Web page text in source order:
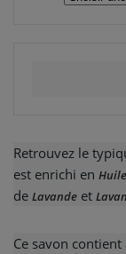
Retrouvez le
est enrichi en
de Lavande et
Ce savon